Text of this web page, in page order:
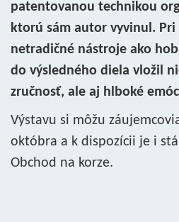
patentovanou technikou
ktorú sám autor vyvinul.
netradičné nástroje ako
do výsledného diela vložil
zručnosť, ale aj hlboké
Výstavu si môžu
októbra a k dispozícii je i
Obchod na korze.